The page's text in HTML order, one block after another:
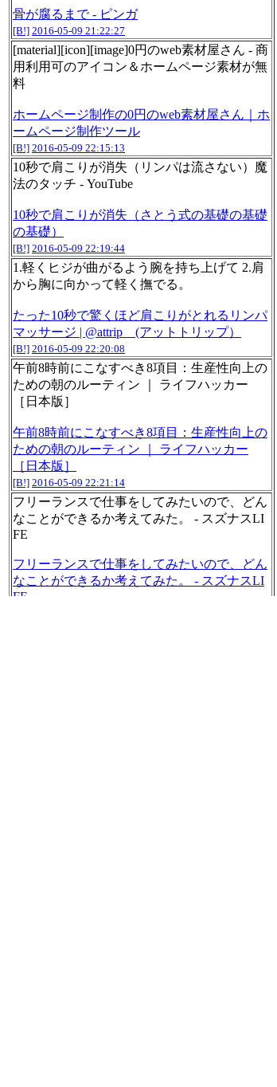
骨が腐るまで - ピンガ
[B!] 2016-05-09 21:22:27
[material][icon][image]0円のweb素材屋さん - 商
用利用可のアイコン＆ホームページ素材が無
料
ホームページ制作の0円のweb素材屋さん｜ホ
ームページ制作ツール
[B!] 2016-05-09 22:15:13
10秒で肩こりが消失（リンパは流さない）魔
法のタッチ - YouTube
10秒で肩こりが消失（さとう式の基礎の基礎
の基礎）
[B!] 2016-05-09 22:19:44
1.軽くヒジが曲がるよう腕を持ち上げて 2.肩
から胸に向かって軽く撫でる。
たった10秒で驚くほど肩こりがとれるリンパ
マッサージ | @attrip (アットトリップ）
[B!] 2016-05-09 22:20:08
午前8時前にこなすべき8項目：生産性向上の
ための朝のルーティン ｜ ライフハッカー
［日本版］
午前8時前にこなすべき8項目：生産性向上の
ための朝のルーティン ｜ ライフハッカー
［日本版］
[B!] 2016-05-09 22:21:14
フリーランスで仕事をしてみたいので、どん
なことができるか考えてみた。 - スズナスLI
FE
フリーランスで仕事をしてみたいので、どん
なことができるか考えてみた。 - スズナスLI
FE